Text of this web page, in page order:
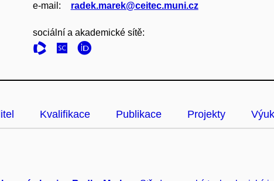
e‑mail:
radek.marek@ceitec.muni.cz
sociální a akademické sítě:
Kvalifikace Publikace Projekty